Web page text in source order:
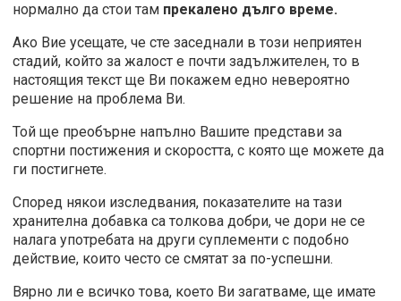
нормално да стои там прекалено дълго време.
Ако Вие усещате, че сте заседнали в този неприятен
стадий, който за жалост е почти задължителен, то в
настоящия текст ще Ви покажем едно невероятно
решение на проблема Ви.
Той ще преобърне напълно Вашите представи за
спортни постижения и скоростта, с която ще можете да
ги постигнете.
Според някои изследвания, показателите на тази
хранителна добавка са толкова добри, че дори не се
налага употребата на други суплементи с подобно
действие, които често се смятат за по-успешни.
Вярно ли е всичко това, което Ви загатваме, ще имате